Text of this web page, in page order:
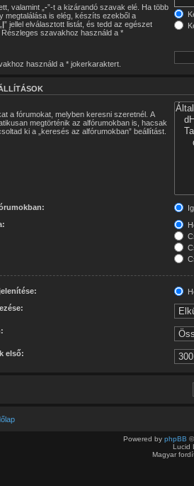
valamint „ -”-t a kizárandó szavak elé. Ha több
megtalálása is elég, készíts ezekből a
|” jellel elválasztott listát, és tedd az egészet
szavakhoz használd a *
használd a * jokerkaraktert.
a fórumokat, melyben keresni szeretnél. A
megtörténik az alfórumokban is, hacsak
ki a „keresés az alfórumokban” beállítást.
az alfórumokban:
első:
Powered by phpBB
Lucid
Magyar